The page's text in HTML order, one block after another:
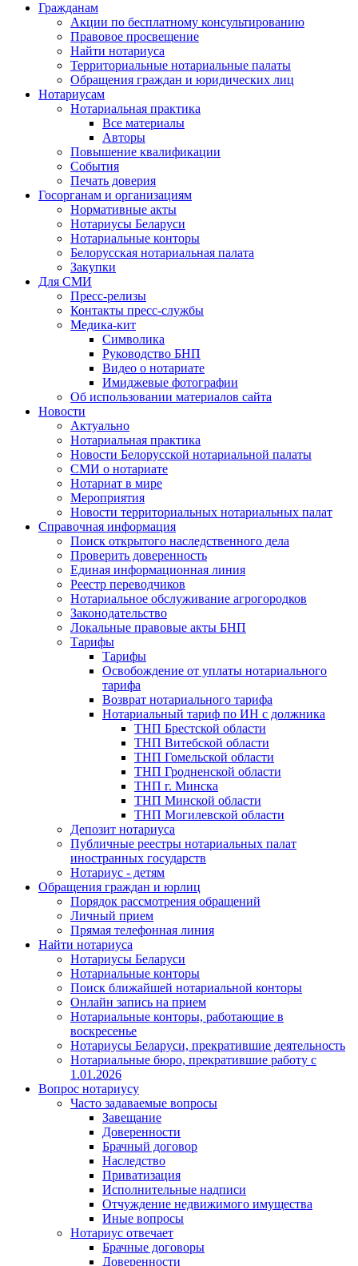
Гражданам
Акции по бесплатному консультированию
Правовое просвещение
Найти нотариуса
Территориальные нотариальные палаты
Обращения граждан и юридических лиц
Нотариусам
Нотариальная практика
Все материалы
Авторы
Повышение квалификации
События
Печать доверия
Госорганам и организациям
Нормативные акты
Нотариусы Беларуси
Нотариальные конторы
Белорусская нотариальная палата
Закупки
Для СМИ
Пресс-релизы
Контакты пресс-службы
Медика-кит
Символика
Руководство БНП
Видео о нотариате
Имиджевые фотографии
Об использовании материалов сайта
Новости
Актуально
Нотариальная практика
Новости Белорусской нотариальной палаты
СМИ о нотариате
Нотариат в мире
Мероприятия
Новости территориальных нотариальных палат
Справочная информация
Поиск открытого наследственного дела
Проверить доверенность
Единая информационная линия
Реестр переводчиков
Нотариальное обслуживание агрогородков
Законодательство
Локальные правовые акты БНП
Тарифы
Тарифы
Освобождение от уплаты нотариального
тарифа
Возврат нотариального тарифа
Нотариальный тариф по ИН с должника
ТНП Брестской области
ТНП Витебской области
ТНП Гомельской области
ТНП Гродненской области
ТНП г. Минска
ТНП Минской области
ТНП Могилевской области
Депозит нотариуса
Публичные реестры нотариальных палат
иностранных государств
Нотариус - детям
Обращения граждан и юрлиц
Порядок рассмотрения обращений
Личный прием
Прямая телефонная линия
Найти нотариуса
Нотариусы Беларуси
Нотариальные конторы
Поиск ближайшей нотариальной конторы
Онлайн запись на прием
Нотариальные конторы, работающие в
воскресенье
Нотариусы Беларуси, прекратившие деятельность
Нотариальные бюро, прекратившие работу с
1.01.2026
Вопрос нотариусу
Часто задаваемые вопросы
Завещание
Доверенности
Брачный договор
Наследство
Приватизация
Исполнительные надписи
Отчуждение недвижимого имущества
Иные вопросы
Нотариус отвечает
Брачные договоры
Доверенности